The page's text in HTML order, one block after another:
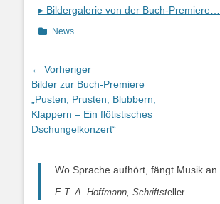
▸ Bildergalerie von der Buch-Premiere…
Kategorien
News
Beitragsnavigation
← Vorheriger
Vorheriger
Beitrag:
Bilder zur Buch-Premiere
„Pusten, Prusten, Blubbern,
Klappern – Ein flötistisches
Dschungelkonzert“
Wo Sprache aufhört, fängt Musik an.
E.T. A. Hoffmann, Schriftsteller